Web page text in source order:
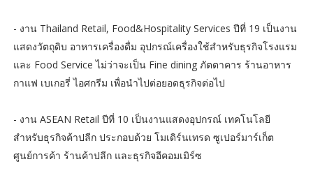
- งาน Thailand Retail, Food&Hospitality Services ปีที่ 19 เป็นงาน
แสดงวัตถุดิบ อาหารเครื่องดื่ม อุปกรณ์เครื่องใช้สำหรับธุรกิจโรงแรม
และ Food Service ไม่ว่าจะเป็น Fine dining ภัตตาคาร ร้านอาหาร
กาแฟ เบเกอรี่ ไอศกรีม เพื่อนำไปต่อยอดธุรกิจต่อไป
- งาน ASEAN Retail ปีที่ 10 เป็นงานแสดงอุปกรณ์ เทคโนโลยี
สำหรับธุรกิจค้าปลีก ประกอบด้วย โมเดิร์นเทรด ซูเปอร์มาร์เก็ต
ศูนย์การค้า ร้านค้าปลีก และธุรกิจอีคอมเมิร์ซ